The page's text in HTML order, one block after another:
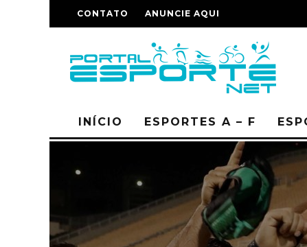
CONTATO ANUNCIE AQUI
INÍCIO ESPORTES A – F